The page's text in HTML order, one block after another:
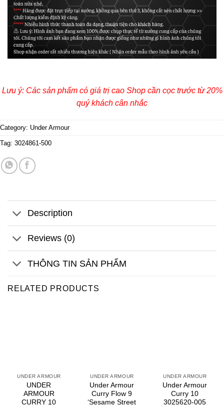
Lưu ý: Các sản phẩm có giá trị cao Shop cần cọc trước từ 20%
quý khách cân nhắc
Category: Under Armour
Tag: 3024861-500
Description
Reviews (0)
THÔNG TIN SẢN PHẨM
RELATED PRODUCTS
UNDER ARMOUR
UNDER
ARMOUR
CURRY 10
UNDER ARMOUR
Under Armour
Curry Flow 9
‘Sesame Street
UNDER ARMOUR
Under Armour
Curry 10
3025620-005